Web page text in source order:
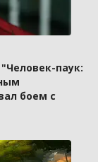
паук:
боем с